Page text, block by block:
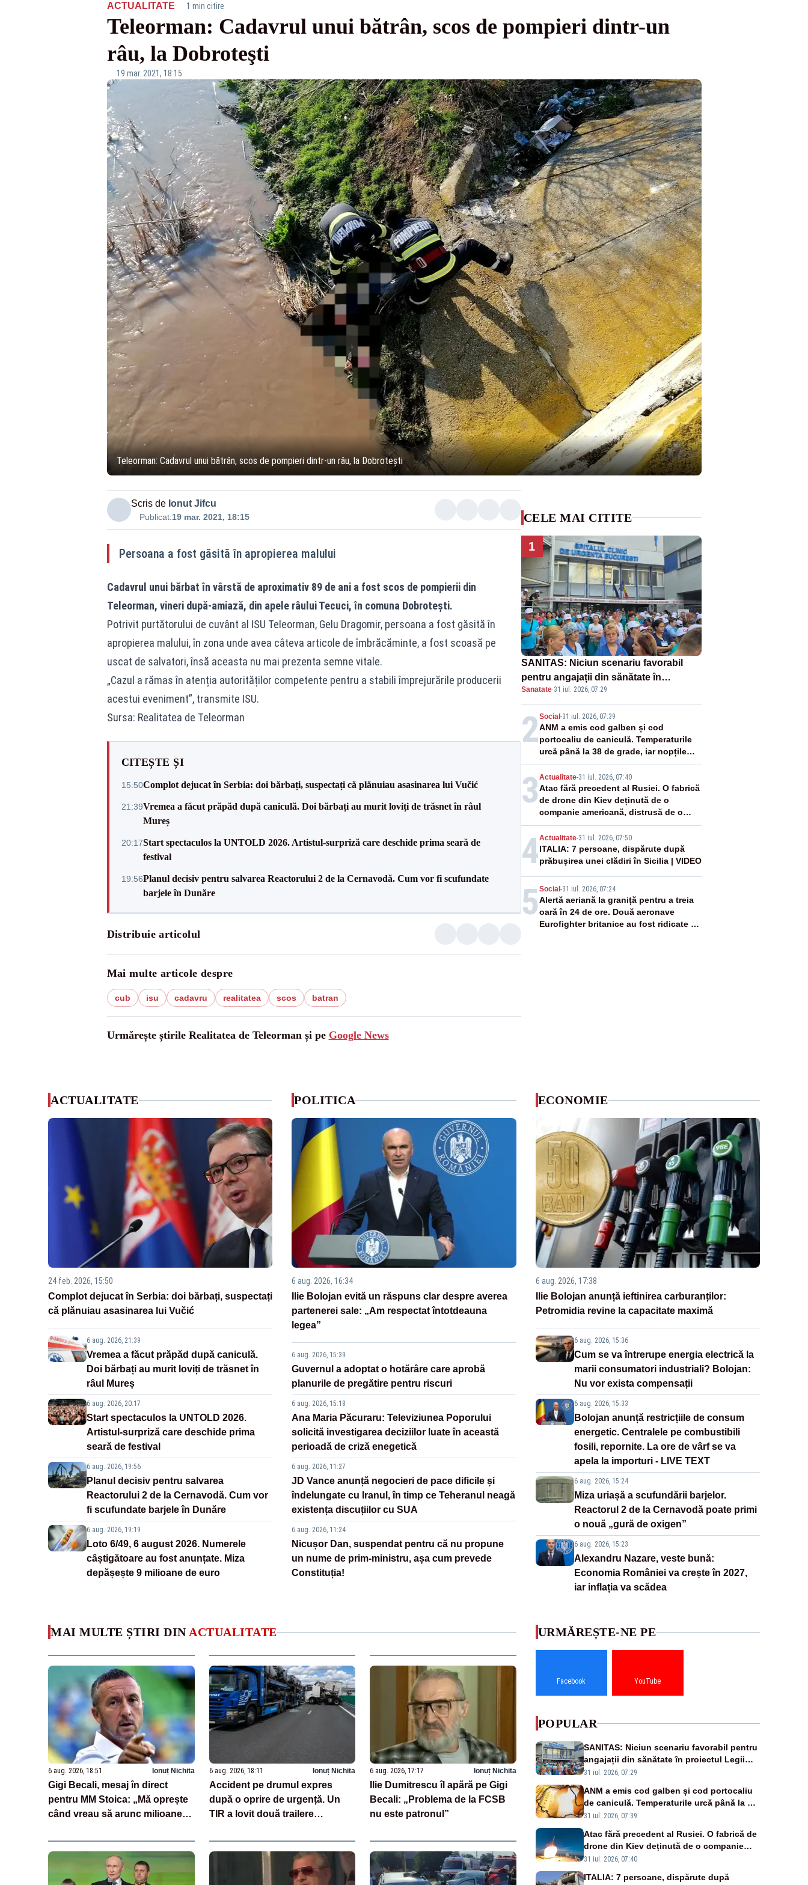
ACTUALITATE· 1 min citire
Teleorman: Cadavrul unui bătrân, scos de pompieri dintr-un
râu, la Dobroteşti
19 mar. 2021, 18:15
Teleorman: Cadavrul unui bătrân, scos de pompieri dintr-un râu, la Dobroteşti
Scris de Ionut Jifcu
Publicat:19 mar. 2021, 18:15
Persoana a fost găsită în apropierea malului
Cadavrul unui bărbat în vârstă de aproximativ 89 de ani a fost scos de pompierii din
Teleorman, vineri după-amiază, din apele râului Tecuci, în comuna Dobroteşti.
Potrivit purtătorului de cuvânt al ISU Teleorman, Gelu Dragomir, persoana a fost găsită în
apropierea malului, în zona unde avea câteva articole de îmbrăcăminte, a fost scoasă pe
uscat de salvatori, însă aceasta nu mai prezenta semne vitale.
„Cazul a rămas în atenția autorităților competente pentru a stabili împrejurările producerii
acestui eveniment”, transmite ISU.
Sursa: Realitatea de Teleorman
CITEȘTE ȘI
15:50Complot dejucat în Serbia: doi bărbați, suspectați că plănuiau asasinarea lui Vučić
21:39Vremea a făcut prăpăd după caniculă. Doi bărbați au murit loviți de trăsnet în râul
Mureș
20:17Start spectaculos la UNTOLD 2026. Artistul-surpriză care deschide prima seară de
festival
19:56Planul decisiv pentru salvarea Reactorului 2 de la Cernavodă. Cum vor fi scufundate
barjele în Dunăre
Distribuie articolul
Mai multe articole despre
cub isu cadavru realitatea scos batran
Urmărește știrile Realitatea de Teleorman și pe Google News
CELE MAI CITITE
1
SANITAS: Niciun scenariu favorabil
pentru angajații din sănătate în
proiectul Legii salarizării
Sanatate·31 iul. 2026, 07:29
2Social -31 iul. 2026, 07:39
ANM a emis cod galben și cod
portocaliu de caniculă. Temperaturile
urcă până la 38 de grade, iar nopțile
devin tropicale
3 Actualitate-31 iul. 2026, 07:40
Atac fără precedent al Rusiei. O fabrică
de drone din Kiev deținută de o
companie americană, distrusă de o
rachetă rusească
4Actualitate-31 iul. 2026, 07:50
ITALIA: 7 persoane, dispărute după
prăbușirea unei clădiri în Sicilia | VIDEO
5 Social -31 iul. 2026, 07:24
Alertă aeriană la graniță pentru a treia
oară în 24 de ore. Două aeronave
Eurofighter britanice au fost ridicate de
ACTUALITATE
24 feb. 2026, 15:50
Complot dejucat în Serbia: doi bărbați, suspectați
că plănuiau asasinarea lui Vučić
6 aug. 2026, 21:39
Vremea a făcut prăpăd după caniculă.
Doi bărbați au murit loviți de trăsnet în
râul Mureș
6 aug. 2026, 20:17
Start spectaculos la UNTOLD 2026.
Artistul-surpriză care deschide prima
seară de festival
6 aug. 2026, 19:56
Planul decisiv pentru salvarea
Reactorului 2 de la Cernavodă. Cum vor
fi scufundate barjele în Dunăre
6 aug. 2026, 19:19
Loto 6/49, 6 august 2026. Numerele
câștigătoare au fost anunțate. Miza
depășește 9 milioane de euro
POLITICA
6 aug. 2026, 16:34
Ilie Bolojan evită un răspuns clar despre averea
partenerei sale: „Am respectat întotdeauna
legea”
6 aug. 2026, 15:39
Guvernul a adoptat o hotărâre care aprobă
planurile de pregătire pentru riscuri
6 aug. 2026, 15:18
Ana Maria Păcuraru: Televiziunea Poporului
solicită investigarea deciziilor luate în această
perioadă de criză enegetică
6 aug. 2026, 11:27
JD Vance anunță negocieri de pace dificile și
îndelungate cu Iranul, în timp ce Teheranul neagă
existența discuțiilor cu SUA
6 aug. 2026, 11:24
Nicușor Dan, suspendat pentru că nu propune
un nume de prim-ministru, așa cum prevede
Constituția!
ECONOMIE
6 aug. 2026, 17:38
Ilie Bolojan anunță ieftinirea carburanților:
Petromidia revine la capacitate maximă
6 aug. 2026, 15:36
Cum se va întrerupe energia electrică la
marii consumatori industriali? Bolojan:
Nu vor exista compensații
6 aug. 2026, 15:33
Bolojan anunță restricțiile de consum
energetic. Centralele pe combustibili
fosili, repornite. La ore de vârf se va
apela la importuri - LIVE TEXT
6 aug. 2026, 15:24
Miza uriașă a scufundării barjelor.
Reactorul 2 de la Cernavodă poate primi
o nouă „gură de oxigen”
6 aug. 2026, 15:23
Alexandru Nazare, veste bună:
Economia României va crește în 2027,
iar inflația va scădea
MAI MULTE ȘTIRI DIN ACTUALITATE
6 aug. 2026, 18:51 Ionuț Nichita
Gigi Becali, mesaj în direct
pentru MM Stoica: „Mă oprește
când vreau să arunc milioane
6 aug. 2026, 18:11 Ionuț Nichita
Accident pe drumul expres
după o oprire de urgență. Un
TIR a lovit două trailere
6 aug. 2026, 17:17 Ionuț Nichita
Ilie Dumitrescu îl apără pe Gigi
Becali: „Problema de la FCSB
nu este patronul”
URMĂREȘTE-NE PE
Facebook YouTube
POPULAR
SANITAS: Niciun scenariu favorabil pentru
angajații din sănătate în proiectul Legii
salarizării
31 iul. 2026, 07:29
ANM a emis cod galben și cod portocaliu
de caniculă. Temperaturile urcă până la 38
de grade, iar nopțile devin tropicale
31 iul. 2026, 07:39
Atac fără precedent al Rusiei. O fabrică de
drone din Kiev deținută de o companie
americană, distrusă de o rachetă rusească
31 iul. 2026, 07:40
ITALIA: 7 persoane, dispărute după